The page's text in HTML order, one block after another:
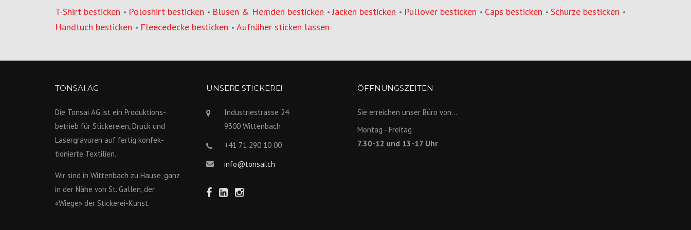
T-Shirt besticken • Poloshirt besticken • Blusen & Hemden besticken •Jacken besticken • Pullover besticken • Caps besticken • Schürze besticken •
Handtuch besticken • Fleecedecke besticken • Aufnäher sticken lassen
TONSAI AG
Die Tonsai AG ist ein Produktions­
betrieb für Stickereien, Druck und
Lasergravuren auf fertig konfek­
tionierte Textilien.
Wir sind in Wittenbach zu Hause, ganz
in der Nähe von St. Gallen, der
«Wiege» der Stickerei-Kunst.
UNSERE STICKEREI
Industriestrasse 24
9300 Wittenbach
+41 71 290 10 00
info@tonsai.ch
ÖFFNUNGSZEITEN
Sie erreichen unser Büro von...
Montag - Freitag:
7.30-12 und 13-17 Uhr